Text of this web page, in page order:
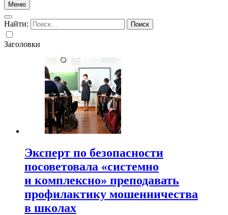
Меню
Найти:
Заголовки
Эксперт по безопасности
посоветовала «системно
и комплексно» преподавать
профилактику мошенничества
в школах